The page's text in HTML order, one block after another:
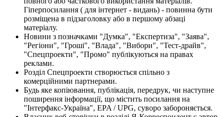
Гіперпосилання ( для інтернет - видань) - повинна бути
розміщена в підзаголовку або в першому абзаці
матеріалу.
Новини з позначками "Думка", "Експертиза", "Заява",
"Регіони", "Гроші", "Влада", "Вибори", "Тест-драйв",
"Спецпроекти", "Промо" публікуються на правах
реклами.
Розділ Спецпроекти створюється спільно з
комерційними партнерами.
Будь яке копіювання, публікація, передрук, чи наступне
поширення інформації, що містить посилання на
"Інтерфакс-Україна", EPA / UPG, суворо забороняється.